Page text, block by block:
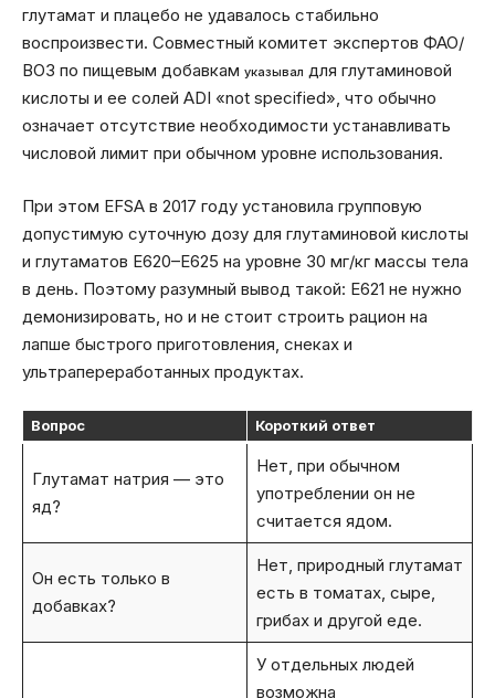
глутамат и плацебо не удавалось стабильно
воспроизвести. Совместный комитет экспертов ФАО/
ВОЗ по пищевым добавкам указывал для глутаминовой
кислоты и ее солей ADI «not specified», что обычно
означает отсутствие необходимости устанавливать
числовой лимит при обычном уровне использования.
При этом EFSA в 2017 году установила групповую
допустимую суточную дозу для глутаминовой кислоты
и глутаматов E620–E625 на уровне 30 мг/кг массы тела
в день. Поэтому разумный вывод такой: E621 не нужно
демонизировать, но и не стоит строить рацион на
лапше быстрого приготовления, снеках и
ультрапереработанных продуктах.
Вопрос Короткий ответ
Глутамат натрия — это
яд?
Нет, при обычном
употреблении он не
считается ядом.
Он есть только в
добавках?
Нет, природный глутамат
есть в томатах, сыре,
грибах и другой еде.
У отдельных людей
возможна